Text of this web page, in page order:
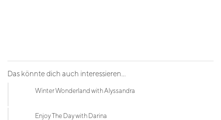
Das könnte dich auch interessieren...
Winter Wonderland with Alyssandra
Enjoy The Day with Darina